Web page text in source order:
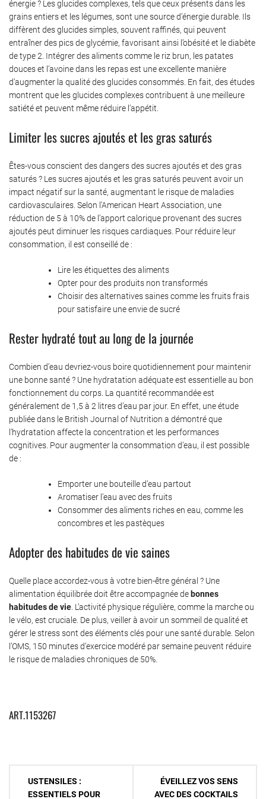
énergie ? Les glucides complexes, tels que ceux présents dans les
grains entiers et les légumes, sont une source d’énergie durable. Ils
diffèrent des glucides simples, souvent raffinés, qui peuvent
entraîner des pics de glycémie, favorisant ainsi l’obésité et le diabète
de type 2. Intégrer des aliments comme le riz brun, les patates
douces et l’avoine dans les repas est une excellente manière
d’augmenter la qualité des glucides consommés. En fait, des études
montrent que les glucides complexes contribuent à une meilleure
satiété et peuvent même réduire l’appétit.
Limiter les sucres ajoutés et les gras saturés
Êtes-vous conscient des dangers des sucres ajoutés et des gras
saturés ? Les sucres ajoutés et les gras saturés peuvent avoir un
impact négatif sur la santé, augmentant le risque de maladies
cardiovasculaires. Selon l’American Heart Association, une
réduction de 5 à 10% de l’apport calorique provenant des sucres
ajoutés peut diminuer les risques cardiaques. Pour réduire leur
consommation, il est conseillé de :
Lire les étiquettes des aliments
Opter pour des produits non transformés
Choisir des alternatives saines comme les fruits frais
pour satisfaire une envie de sucré
Rester hydraté tout au long de la journée
Combien d’eau devriez-vous boire quotidiennement pour maintenir
une bonne santé ? Une hydratation adéquate est essentielle au bon
fonctionnement du corps. La quantité recommandée est
généralement de 1,5 à 2 litres d’eau par jour. En effet, une étude
publiée dans le British Journal of Nutrition a démontré que
l’hydratation affecte la concentration et les performances
cognitives. Pour augmenter la consommation d’eau, il est possible
de :
Emporter une bouteille d’eau partout
Aromatiser l’eau avec des fruits
Consommer des aliments riches en eau, comme les
concombres et les pastèques
Adopter des habitudes de vie saines
Quelle place accordez-vous à votre bien-être général ? Une
alimentation équilibrée doit être accompagnée de bonnes
habitudes de vie . L’activité physique régulière, comme la marche ou
le vélo, est cruciale. De plus, veiller à avoir un sommeil de qualité et
gérer le stress sont des éléments clés pour une santé durable. Selon
l’OMS, 150 minutes d’exercice modéré par semaine peuvent réduire
le risque de maladies chroniques de 50%.
ART.1153267
Navigation
USTENSILES :
ESSENTIELS POUR
ÉVEILLEZ VOS SENS
AVEC DES COCKTAILS